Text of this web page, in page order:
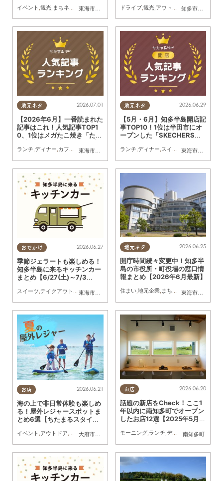
東海市
,大府市 知多市 ,東浦町,阿久比町 ,半田市,常滑市
イベント 観光 まちネタ 季節ネタ まとめ記事,親子,夫婦,家族,カップル,友人知多市
,常滑市
ドライブ, 観光, アウトドア ,自然,まちネタ
地元ネタ
東海市
,大府市 知多市,東浦町,阿久比町 ,半田市,常滑市
2026.07.01
【2026年6月】一番読まれた
記事はこれ！人気記事TOP1
0、1位はメガたこ焼き「たこ
記事
ランチ,ディナー,カフェ スイーツ 観光, まとめ記事
地元ネタ
東海市
,大府市
2026.06.29
【5月・6月】知多半島開店記
事TOP10！1位は半田市にオ
ープンした「SKECHERS
レット店舗！
ランチ,ディナー,スイーツ ,テイクアウト
おでかけ
東海市
, 大府市 知多市 ,東浦町,阿久比町,半田市,常滑市
2026.06.27
季節ジェラートも楽しめる！
知多半島に来るキッチンカー
まとめ【6/27(土)～7/3
スイーツ,テイクアウト ,キッチンカー イベント ,まとめ記事
地元ネタ
東海市大府市
2026.06.25
開庁時間続々変更中！知多半
島の市役所・町役場の窓口情
報まとめ【2026年6月最新】
住まい,地元企業, まちネタ ,まとめ記事
お店
大府市
,知多市 美浜町,南知多町
2026.06.21
海の上で非日常体験も楽しめ
る！屋外レジャースポットま
とめ6選【ちたまるスタイル
6・7月号】
イベント ,アウトドア,ちたまるスタイル掲載店,まとめ記事
お店
南知多町
2026.06.20
話題の新店をCheck！ここ1
年以内に南知多町でオープン
したお店12選【2025年5月～
モーニング,ランチ,ディナー ,アルコール